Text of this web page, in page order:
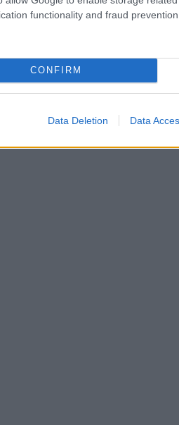
functionality and fraud
CONFIRM
Data Deletion Data